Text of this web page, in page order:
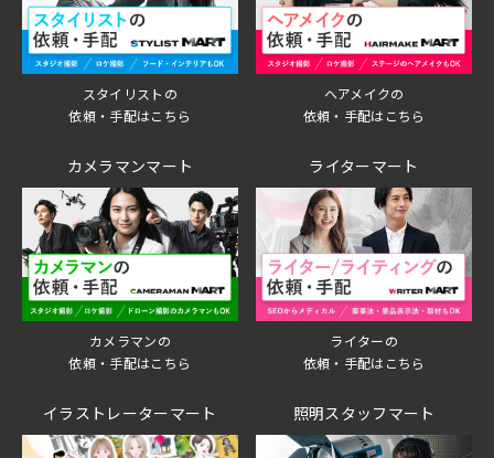
スタイリストの
依頼・手配はこちら
ヘアメイクの
依頼・手配はこちら
カメラマンマート
カメラマンの
依頼・手配はこちら
ライターマート
ライターの
依頼・手配はこちら
イラストレーターマート 照明スタッフマート